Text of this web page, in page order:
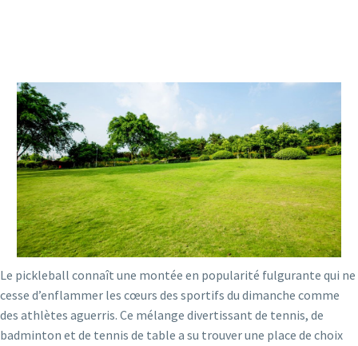
Le pickleball connaît une montée en popularité fulgurante qui ne
cesse d’enflammer les cœurs des sportifs du dimanche comme
des athlètes aguerris. Ce mélange divertissant de tennis, de
badminton et de tennis de table a su trouver une place de choix